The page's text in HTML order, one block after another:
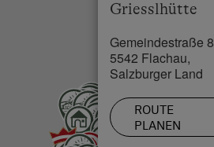
Skilift in 0 km
Loipe in 2 km
Griesslhütte
Gemeindestraße 8
5542 Flachau,
Salzburger Land
ROUTE
PLANEN